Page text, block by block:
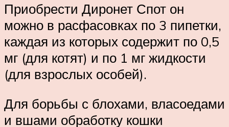
Приобрести Диронет Спот он
можно в расфасовках по 3 пипетки,
каждая из которых содержит по 0,5
мг (для котят) и по 1 мг жидкости
(для взрослых особей).
Для борьбы с блохами, власоедами
и вшами обработку кошки